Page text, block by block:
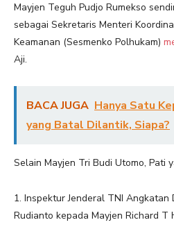
Mayjen Teguh Pudjo Rumekso
sebagai Sekretaris Menteri
Keamanan (Sesmenko Polhukam)
Aji.
BACA JUGA Hanya Satu
yang Batal Dilantik, Siapa?
Selain Mayjen Tri Budi Utomo, Pati
1. Inspektur Jenderal TNI Angkatan
Rudianto kepada Mayjen Richard T